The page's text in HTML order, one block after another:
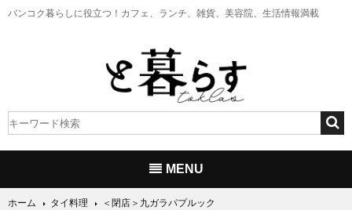
バンコク暮らしに役立つ！ カフェ、ランチ、雑貨、美容院、生活情報満載
MENU
ホーム タイ料理 ＜閉店＞九ガラパプルック